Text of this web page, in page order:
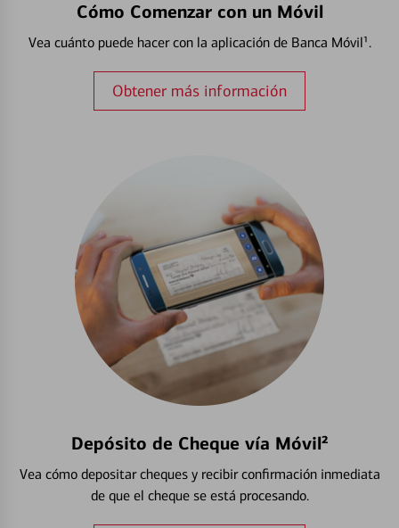
Cómo Comenzar con un Móvil
Vea cuánto puede hacer con la aplicación de Banca Móvil¹.
Obtener más información
Depósito de Cheque vía Móvil²
Vea cómo depositar cheques y recibir confirmación inmediata
de que el cheque se está procesando.